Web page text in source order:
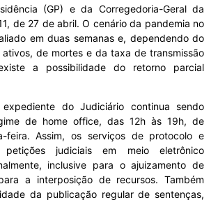
(GP) e da Corregedoria-Geral da
de 27 de abril. O cenário da pandemia no
em duas semanas e, dependendo do
ativos, de mortes e da taxa de transmissão
a possibilidade do retorno parcial
do Judiciário continua sendo
de home office, das 12h às 19h, de
feira. Assim, os serviços de protocolo e
judiciais em meio eletrônico
inclusive para o ajuizamento de
a interposição de recursos. Também
da publicação regular de sentenças,